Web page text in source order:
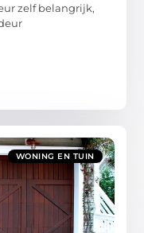
zelf belangrijk,
WONING EN TUIN